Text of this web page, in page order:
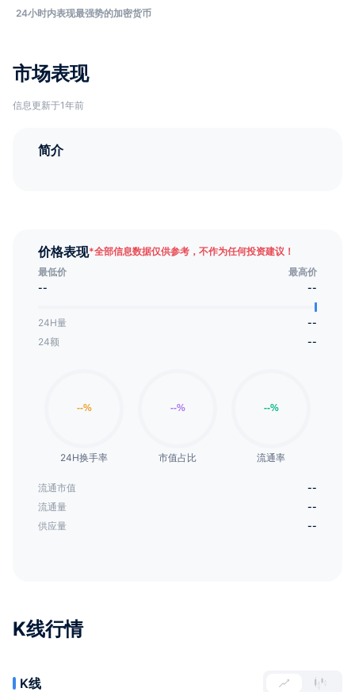
市场表现
信息更新于1年前
简介
价格表现*全部信息数据仅供参考，不作为任何投资建议！
最低价
最高价
--
--
24H量
--
24额
--
24H换手率 市值占比 流通率
流通市值
--
流通量
--
供应量
--
K线行情
K线
24小时内表现最强势的加密货币